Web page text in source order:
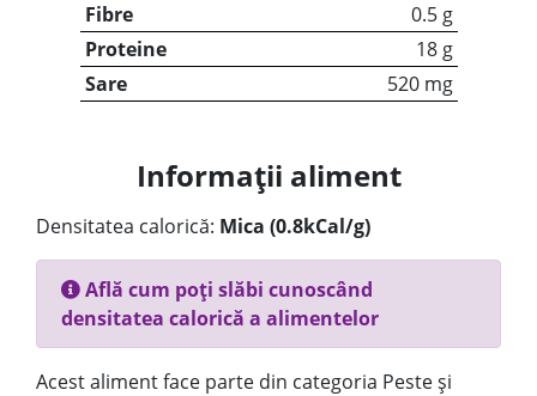
Fibre
0.5 g
Proteine
18 g
Sare
520 mg
Informații aliment
Densitatea calorică: Mica (0.8kCal/g)
Află cum poți slăbi cunoscând
densitatea calorică a alimentelor
Acest aliment face parte din categoria Peste și